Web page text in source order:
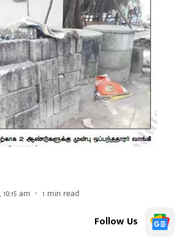
am 1 min read
Follow Us